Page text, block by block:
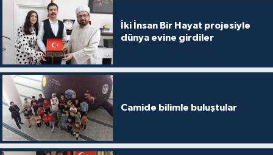
İki İnsan Bir Hayat projesiyle
dünya evine girdiler
Camide bilimle buluştular
Hatay Müftülüğü
Iğdır Müftülüğü
Isparta Müftülüğü
İstanbul Müftülüğü
İzmir Müftülüğü